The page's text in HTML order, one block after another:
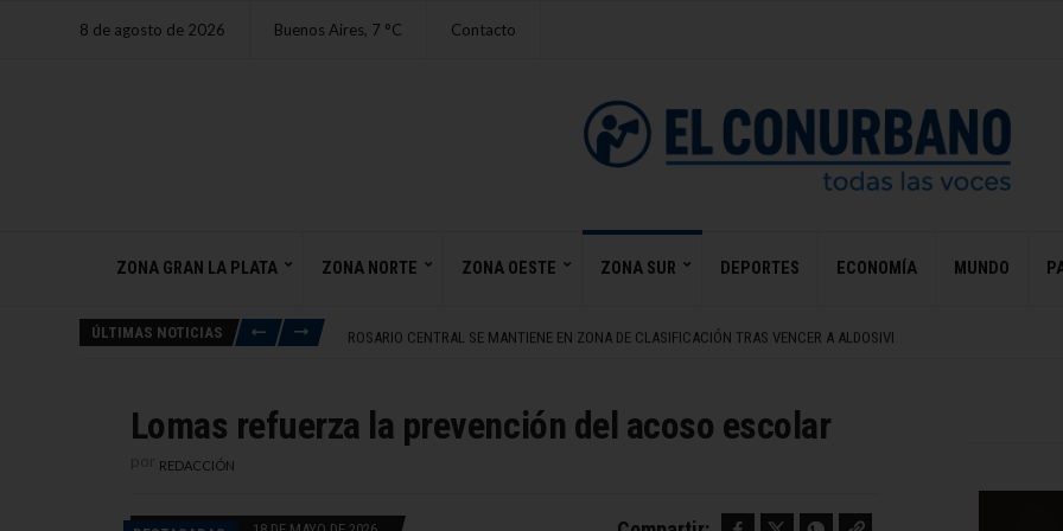
8 de agosto de 2026 Buenos Aires, 7 C Contacto
ZONA GRAN LA PLATA ZONA NORTE ZONA OESTE ZONA SUR DEPORTES ECONOMÍA MUNDO
ÚLTIMAS NOTICIAS
INVESTIDURA DE ABELARDO DE LA ESPRIELLA EN IMÁGENES CON FELIPE VI, KAST Y MILEI
TRUMP LOGRA TREGUA CONTRA ORDEN DE REVELAR SUS FINANZAS EN CASO BBC
ROSARIO CENTRAL SE MANTIENE EN ZONA DE CLASIFICACIÓN TRAS VENCER A ALDOSIVI
Lomas refuerza la prevención del acoso escolar
REDACCIÓN